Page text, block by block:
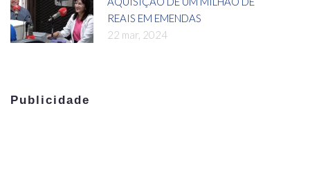
REAIS EM EMENDAS
22 mar, 2024
Publicidade